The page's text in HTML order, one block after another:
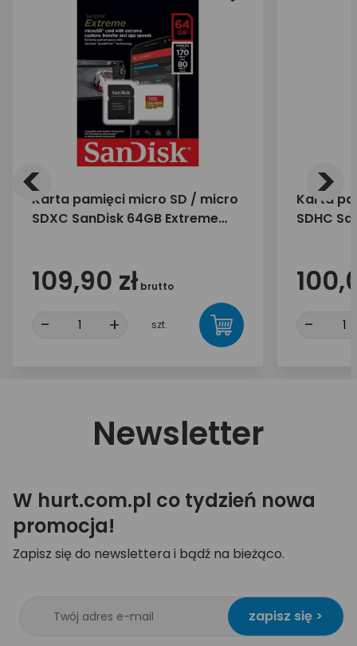
Karta pamięci micro SD / micro
SDXC SanDisk 64GB Extreme
109,90 zł brutto
- + szt.
Karta
SDHC
-
< >
Newsletter
W hurt.com.pl co tydzień nowa
promocja!
Zapisz się do newslettera i bądź na bieżąco.
zapisz się >